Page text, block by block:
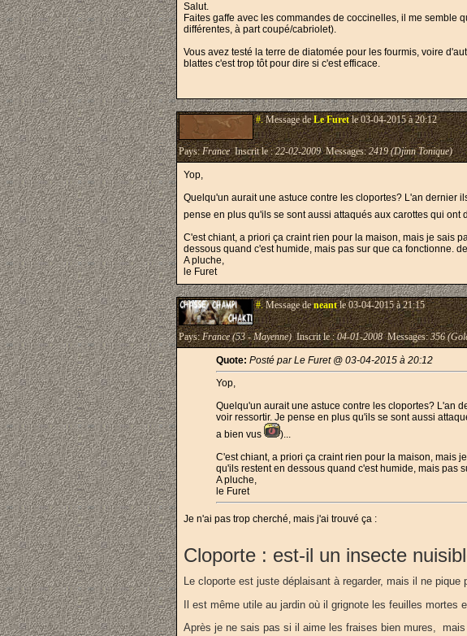
Salut.
Faites gaffe avec les commandes de coccinelles, il me
différentes, à part coupé/cabriolet).
Vous avez testé la terre de diatomée pour les fourmis, voire
blattes c'est trop tôt pour dire si c'est efficace.
#.Message deLe Furetle 03-04-2015 à 20:12
Pays:FranceInscrit le :22-02-2009Messages:2419 (Djinn Tonique)
Yop,
Quelqu'un aurait une astuce contre les cloportes? L'an dernier
pense en plus qu'ils se sont aussi attaqués aux carottes qui
C'est chiant, a priori ça craint rien pour la maison, mais je sais
dessous quand c'est humide, mais pas sur que ca fonctionne.
A pluche,
le Furet
#.Message deneantle 03-04-2015 à 21:15
Pays:France (53 - Mayenne)Inscrit le :04-01-2008Messages:356
Quote: Posté par Le Furet @ 03-04-2015 à 20:12
Yop,
Quelqu'un aurait une astuce contre les cloportes? L'an
voir ressortir. Je pense en plus qu'ils se sont aussi
a bien vus
)...
C'est chiant, a priori ça craint rien pour la maison, mais
qu'ils restent en dessous quand c'est humide, mais pas
A pluche,
le Furet
Je n'ai pas trop cherché, mais j'ai trouvé ça :
Cloporte : est-il un insecte
Le cloporte est juste déplaisant à regarder, mais il ne
Il est même utile au jardin où il grignote les feuilles mortes
Après je ne sais pas si il aime les fraises bien mures,